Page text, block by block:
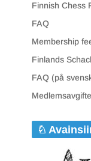
Finnish Chess
FAQ
Membership
Finlands
FAQ (på